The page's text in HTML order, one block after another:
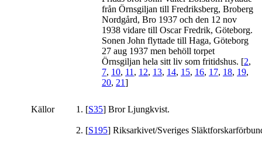
från Örnsgiljan till Fredriksberg, Broberg
Nordgård, Bro 1937 och den 12 nov
1938 vidare till Oscar Fredrik, Göteborg.
Sonen John flyttade till Haga, Göteborg
27 aug 1937 men behöll torpet
Örnsgiljan hela sitt liv som fritidshus. [2,
7, 10, 11 , 12, 13, 14, 15, 16, 17, 18, 19,
20, 21]
Källor [S35] Bror Ljungkvist.
[S195] Riksarkivet/Sveriges